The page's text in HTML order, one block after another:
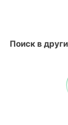
Поиск в